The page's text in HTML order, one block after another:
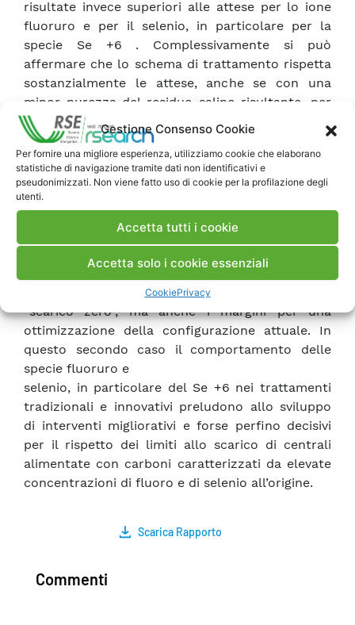
Gestione Consenso Cookie
Per fornire una migliore esperienza, utilizziamo cookie che elaborano
statistiche di navigazione tramite dati non identificativi e
pseudonimizzati. Non viene fatto uso di cookie per la profilazione degli
utenti.
Accetta tutti i cookie
Accetta solo i cookie essenziali
CookiePrivacy
risultate invece superiori alle attese per lo ione
fluoruro e per il selenio, in particolare per la
specie Se +6 . Complessivamente si può
affermare che lo schema di trattamento rispetta
sostanzialmente le attese, anche se con una
minor purezza del residuo salino risultante, per
una maggiore contaminazione del cloruro e del
nitrato con ioni monovalenti (in particolare da
calcio e solfato). La capacità di reiezione per il
fluoruro compensa in parte la minore efficacia
del pretrattamento, mentre si dimostra elevata la
sperimentazione ha quindi messo in luce le
possibili strategie da adottare per una
prestazioni necessarie al conseguimento dello
“scarico zero”, ma anche i margini per una
ottimizzazione della configurazione attuale. In
questo secondo caso il comportamento delle
specie fluoruro e
selenio, in particolare del Se +6 nei trattamenti
tradizionali e innovativi preludono allo sviluppo
di interventi migliorativi e forse perfino decisivi
per il rispetto dei limiti allo scarico di centrali
alimentate con carboni caratterizzati da elevate
concentrazioni di fluoro e di selenio all’origine.
Scarica Rapporto
Commenti